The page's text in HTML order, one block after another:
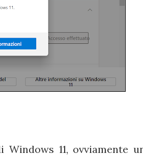
11, ovviamente